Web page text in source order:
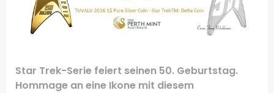
Star Trek-Serie feiert seinen 50. Geburtstag.
Hommage an eine Ikone mit diesem